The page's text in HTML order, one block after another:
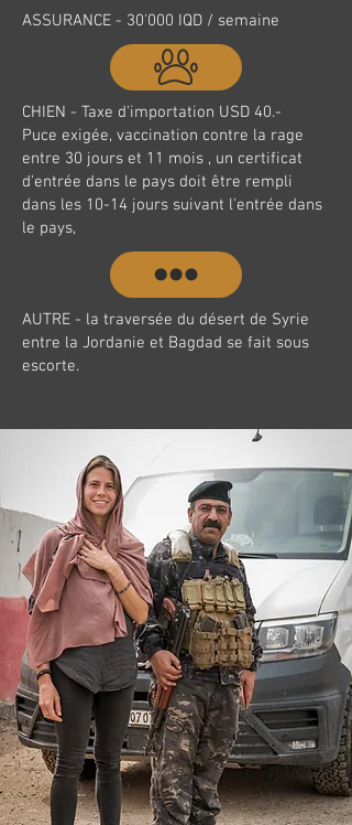
ASSURANCE - 30'000 IQD / semaine
CHIEN - Taxe d'importation USD 40.-
Puce exigée, vaccination contre la rage
entre 30 jours et 11 mois , un certificat
d'entrée dans le pays doit être rempli
dans les 10-14 jours suivant l'entrée dans
le pays,
AUTRE - la traversée du désert de Syrie
entre la Jordanie et Bagdad se fait sous
escorte.